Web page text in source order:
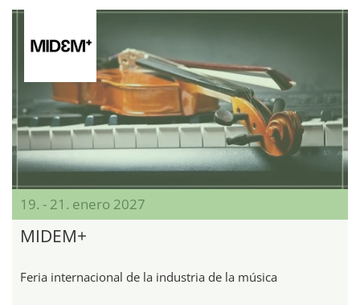
19. - 21. enero 2027
MIDEM+
Feria internacional de la industria de la música